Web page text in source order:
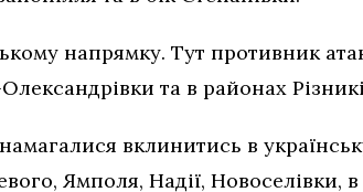
напрямку. Тут противник
та в районах
вклинитись в
Ямполя, Надії, Новоселівки,